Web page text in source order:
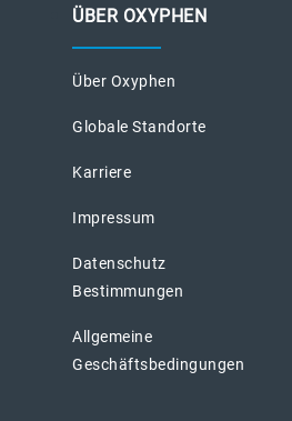
ÜBER OXYPHEN
Über Oxyphen
Globale Standorte
Karriere
Impressum
Datenschutz
Bestimmungen
Allgemeine
Geschäftsbedingungen